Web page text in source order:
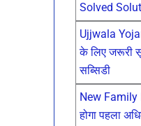
Solved
Ujjwala
के लिए जरूरी
सब्सिडी
New Family
होगा पहला